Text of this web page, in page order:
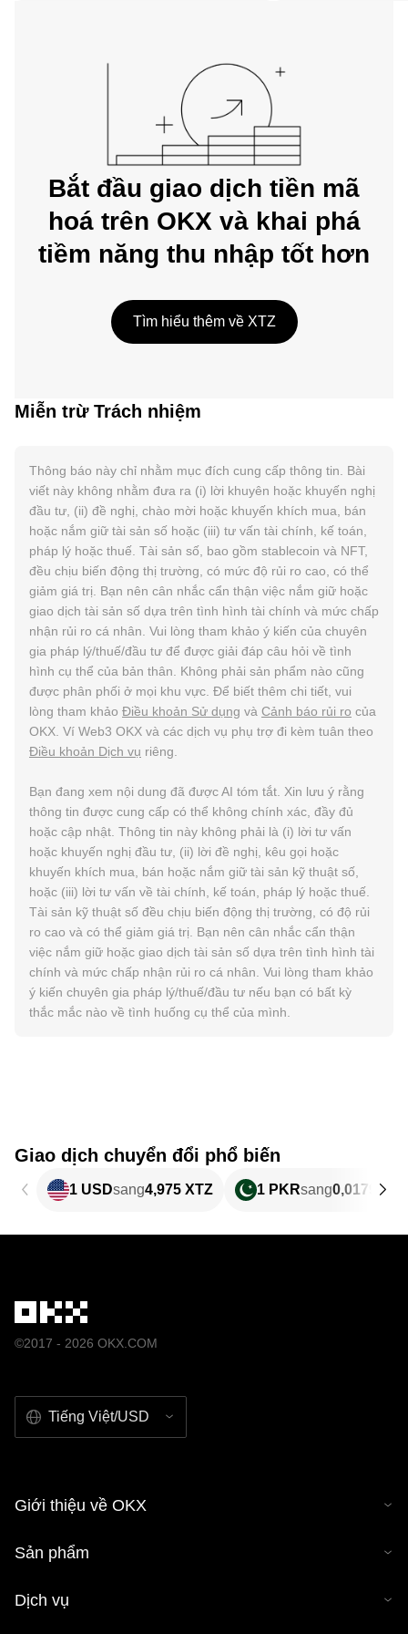
Bắt đầu giao dịch tiền mã
hoá trên OKX và khai phá
tiềm năng thu nhập tốt hơn
Tìm hiểu thêm về XTZ
Miễn trừ Trách nhiệm
Thông báo này chỉ nhằm mục đích cung cấp thông tin. Bài
viết này không nhằm đưa ra (i) lời khuyên hoặc khuyến nghị
đầu tư, (ii) đề nghị, chào mời hoặc khuyến khích mua, bán
hoặc nắm giữ tài sản số hoặc (iii) tư vấn tài chính, kế toán,
pháp lý hoặc thuế. Tài sản số, bao gồm stablecoin và NFT,
đều chịu biến động thị trường, có mức độ rủi ro cao, có thể
giảm giá trị. Bạn nên cân nhắc cẩn thận việc nắm giữ hoặc
giao dịch tài sản số dựa trên tình hình tài chính và mức chấp
nhận rủi ro cá nhân. Vui lòng tham khảo ý kiến của chuyên
gia pháp lý/thuế/đầu tư để được giải đáp câu hỏi về tình
hình cụ thể của bản thân. Không phải sản phẩm nào cũng
được phân phối ở mọi khu vực. Để biết thêm chi tiết, vui
lòng tham khảo Điều khoản Sử dụng và Cảnh báo rủi ro của
OKX. Ví Web3 OKX và các dịch vụ phụ trợ đi kèm tuân theo
Điều khoản Dịch vụ riêng.
Bạn đang xem nội dung đã được AI tóm tắt. Xin lưu ý rằng
thông tin được cung cấp có thể không chính xác, đầy đủ
hoặc cập nhật. Thông tin này không phải là (i) lời tư vấn
hoặc khuyến nghị đầu tư, (ii) lời đề nghị, kêu gọi hoặc
khuyến khích mua, bán hoặc nắm giữ tài sản kỹ thuật số,
hoặc (iii) lời tư vấn về tài chính, kế toán, pháp lý hoặc thuế.
Tài sản kỹ thuật số đều chịu biến động thị trường, có độ rủi
ro cao và có thể giảm giá trị. Bạn nên cân nhắc cẩn thận
việc nắm giữ hoặc giao dịch tài sản số dựa trên tình hình tài
chính và mức chấp nhận rủi ro cá nhân. Vui lòng tham khảo
ý kiến chuyên gia pháp lý/thuế/đầu tư nếu bạn có bất kỳ
thắc mắc nào về tình huống cụ thể của mình.
Giao dịch chuyển đổi phổ biến
1 USDsang4,975 XTZ 1 PKRsang0,017905
©2017 - 2026 OKX.COM
Tiếng Việt/USD
Giới thiệu về OKX
Sản phẩm
Dịch vụ